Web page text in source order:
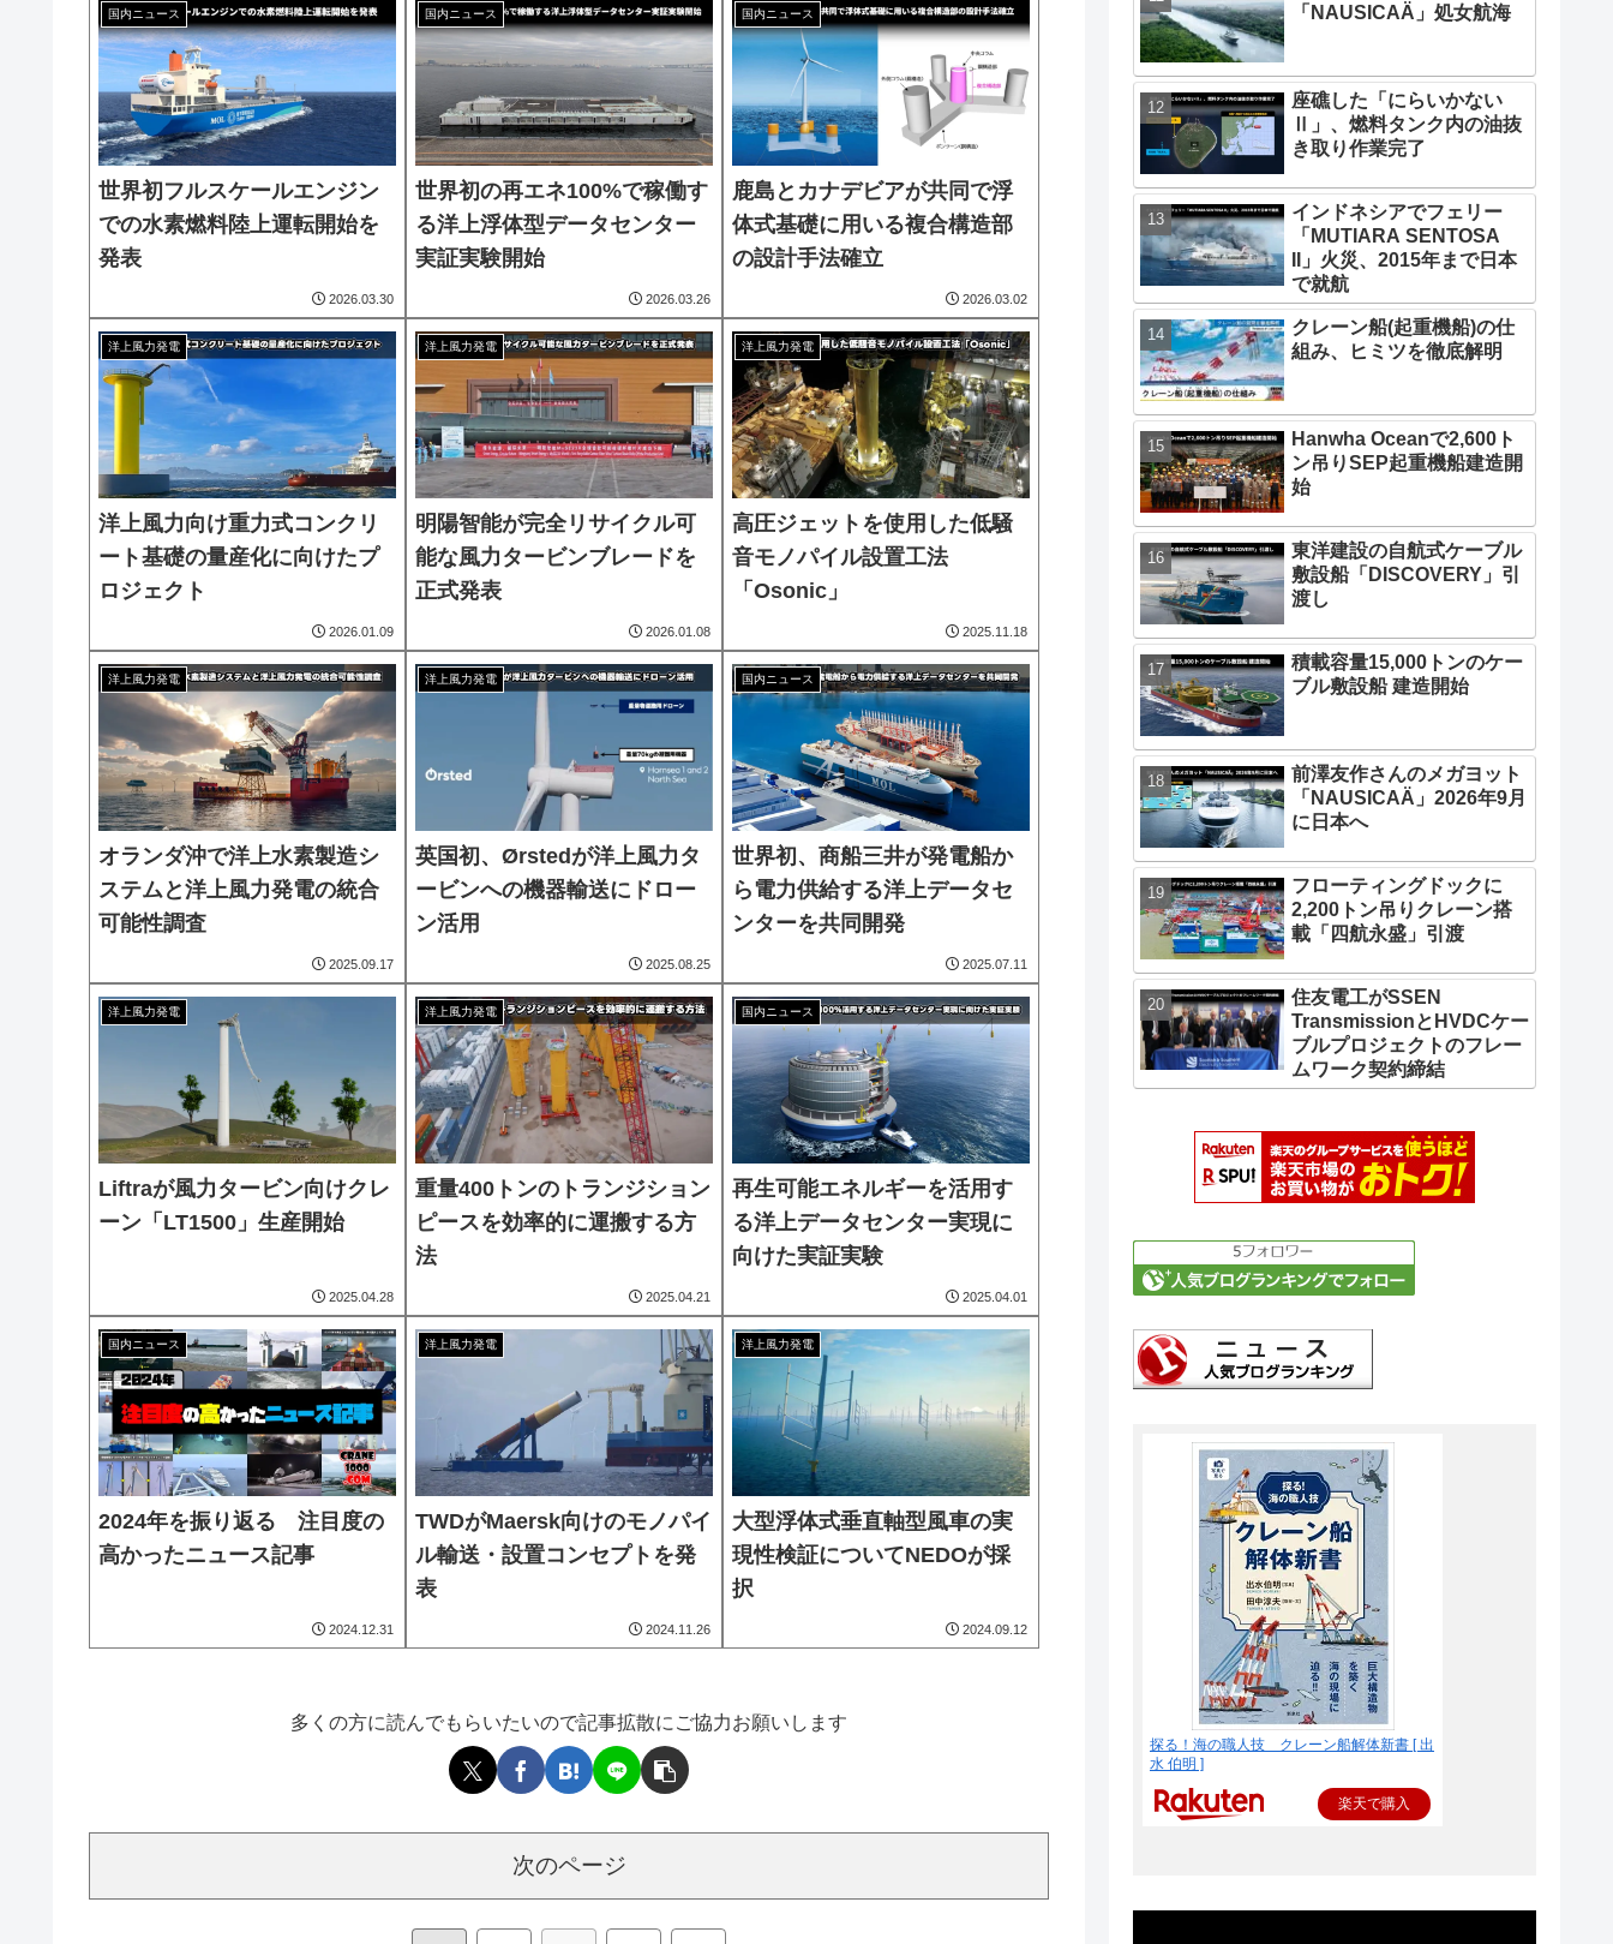
国内ニュース
世界初フルスケールエンジン
での水素燃料陸上運転開始を
発表
2026.03.30
国内ニュース
世界初の再エネ100%で稼働す
る洋上浮体型データセンター
実証実験開始
2026.03.26
国内ニュース
鹿島とカナデビアが共同で浮
体式基礎に用いる複合構造部
の設計手法確立
2026.03.02
洋上風力発電
洋上風力向け重力式コンクリ
ート基礎の量産化に向けたプ
ロジェクト
2026.01.09
洋上風力発電
明陽智能が完全リサイクル可
能な風力タービンブレードを
正式発表
2026.01.08
洋上風力発電
高圧ジェットを使用した低騒
音モノパイル設置工法
「Osonic」
2025.11.18
洋上風力発電
オランダ沖で洋上水素製造シ
ステムと洋上風力発電の統合
可能性調査
2025.09.17
洋上風力発電
英国初、Ørstedが洋上風力タ
ービンへの機器輸送にドロー
ン活用
2025.08.25
国内ニュース
世界初、商船三井が発電船か
ら電力供給する洋上データセ
ンターを共同開発
2025.07.11
洋上風力発電
Liftraが風力タービン向けクレ
ーン「LT1500」生産開始
2025.04.28
洋上風力発電
重量400トンのトランジション
ピースを効率的に運搬する方
法
2025.04.21
国内ニュース
再生可能エネルギーを活用す
る洋上データセンター実現に
向けた実証実験
2025.04.01
国内ニュース
2024年を振り返る 注目度の
高かったニュース記事
2024.12.31
洋上風力発電
TWDがMaersk向けのモノパイ
ル輸送・設置コンセプトを発
表
2024.11.26
洋上風力発電
大型浮体式垂直軸型風車の実
現性検証についてNEDOが採
択
2024.09.12
多くの方に読んでもらいたいので記事拡散にご協力お願いします
次のページ
「NAUSICAÄ」処女航海
座礁した「にらいかない
Ⅱ」、燃料タンク内の油抜
き取り作業完了
インドネシアでフェリー
「MUTIARA SENTOSA
II」火災、2015年まで日本
で就航
クレーン船(起重機船)の仕
組み、ヒミツを徹底解明
Hanwha Oceanで2,600ト
ン吊りSEP起重機船建造開
始
東洋建設の自航式ケーブル
敷設船「DISCOVERY」引
渡し
積載容量15,000トンのケー
ブル敷設船 建造開始
前澤友作さんのメガヨット
「NAUSICAÄ」2026年9月
に日本へ
フローティングドックに
2,200トン吊りクレーン搭
載「四航永盛」引渡
住友電工がSSEN
TransmissionとHVDCケー
ブルプロジェクトのフレー
ムワーク契約締結
探る！海の職人技 クレーン船解体新書 [ 出
水 伯明 ]
楽天で購入